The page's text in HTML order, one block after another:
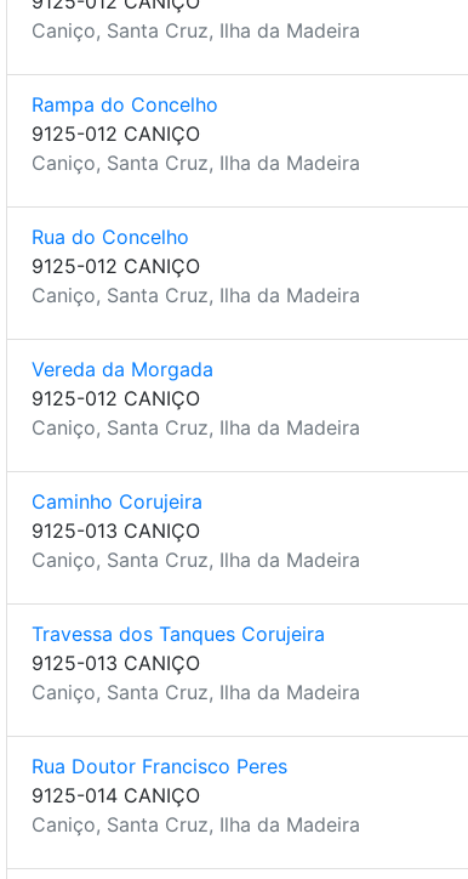
Caniço, Santa Cruz, Ilha da Madeira
Rampa do Concelho
9125-012 CANIÇO
Caniço, Santa Cruz, Ilha da Madeira
Rua do Concelho
9125-012 CANIÇO
Caniço, Santa Cruz, Ilha da Madeira
Vereda da Morgada
9125-012 CANIÇO
Caniço, Santa Cruz, Ilha da Madeira
Caminho Corujeira
9125-013 CANIÇO
Caniço, Santa Cruz, Ilha da Madeira
Travessa dos Tanques Corujeira
9125-013 CANIÇO
Caniço, Santa Cruz, Ilha da Madeira
Rua Doutor Francisco Peres
9125-014 CANIÇO
Caniço, Santa Cruz, Ilha da Madeira